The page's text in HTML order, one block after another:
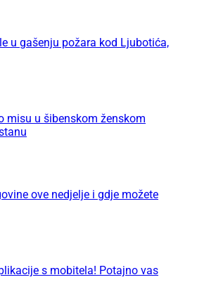
u gašenju požara kod Ljubotića,
misu u šibenskom ženskom
ove nedjelje i gdje možete
s mobitela! Potajno vas